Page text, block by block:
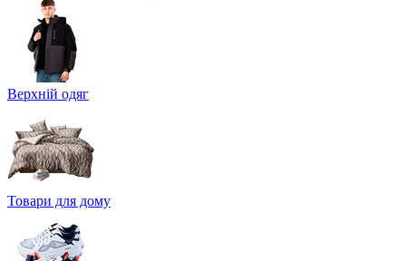
Верхній одяг
Товари для дому